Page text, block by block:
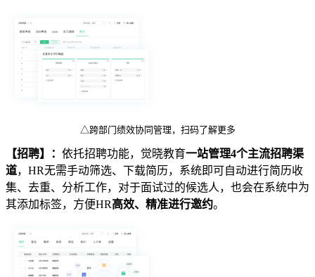
△跨部门绩效协同管理，扫码了解更多
【招聘】： 依托招聘功能，觉晓教育一站管理4个主流招聘渠
道，HR无需手动筛选、下载简历，系统即可自动进行简历收
集、去重、分析工作，对于面试过的候选人，也会在系统中为
其添加标签，方便HR高效、精准进行邀约。